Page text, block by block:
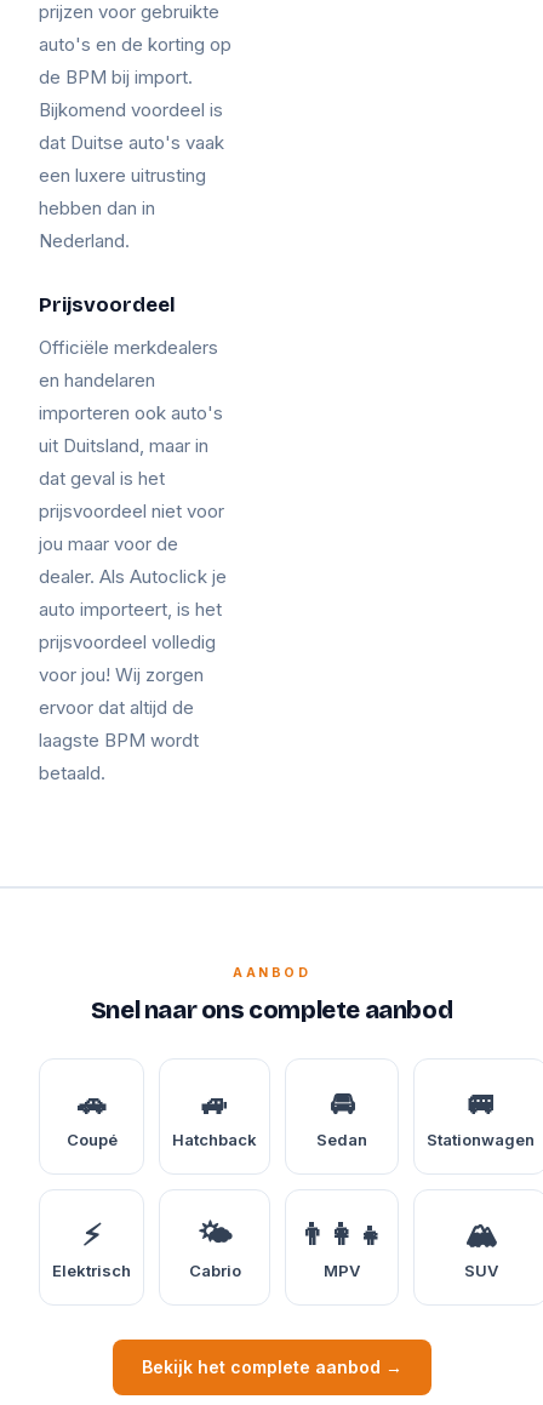
prijzen voor gebruikte
auto's en de korting op
de BPM bij import.
Bijkomend voordeel is
dat Duitse auto's vaak
een luxere uitrusting
hebben dan in
Nederland.
Prijsvoordeel
Officiële merkdealers
en handelaren
importeren ook auto's
uit Duitsland, maar in
dat geval is het
prijsvoordeel niet voor
jou maar voor de
dealer. Als Autoclick je
auto importeert, is het
prijsvoordeel volledig
voor jou! Wij zorgen
ervoor dat altijd de
laagste BPM wordt
betaald.
AANBOD
Snel naar ons complete aanbod
🚗
Coupé
🚙
Hatchback
🚘
Sedan
🚐
Stationwagen
⚡
Elektrisch
🌤️
Cabrio
👨‍👩‍👧
MPV
🏔️
SUV
Bekijk het complete aanbod →